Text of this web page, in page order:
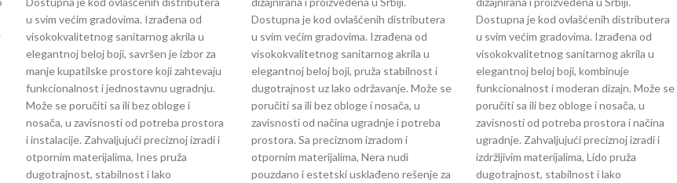
u svim većim gradovima. Izrađena od
visokokvalitetnog sanitarnog akrila u
elegantnoj beloj boji, savršen je izbor za
manje kupatilske prostore koji zahtevaju
funkcionalnost i jednostavnu ugradnju.
Može se poručiti sa ili bez obloge i
nosača, u zavisnosti od potreba prostora
i instalacije. Zahvaljujući preciznoj izradi i
otpornim materijalima, Ines pruža
dugotrajnost, stabilnost i lako
Dostupna je kod ovlašćenih distributera
u svim većim gradovima. Izrađena od
visokokvalitetnog sanitarnog akrila u
elegantnoj beloj boji, pruža stabilnost i
dugotrajnost uz lako održavanje. Može se
poručiti sa ili bez obloge i nosača, u
zavisnosti od načina ugradnje i potreba
prostora. Sa preciznom izradom i
otpornim materijalima, Nera nudi
pouzdano i estetski usklađeno rešenje za
Dostupna je kod ovlašćenih distributera
u svim većim gradovima. Izrađena od
visokokvalitetnog sanitarnog akrila u
elegantnoj beloj boji, kombinuje
funkcionalnost i moderan dizajn. Može se
poručiti sa ili bez obloge i nosača, u
zavisnosti od potreba prostora i načina
ugradnje. Zahvaljujući preciznoj izradi i
izdržljivim materijalima, Lido pruža
dugotrajnost, stabilnost i lako